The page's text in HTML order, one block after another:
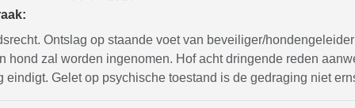
Ontslag op staande voet van beveiliger/
hond zal worden ingenomen. Hof acht dringende reden
eindigt. Gelet op psychische toestand is de gedraging niet